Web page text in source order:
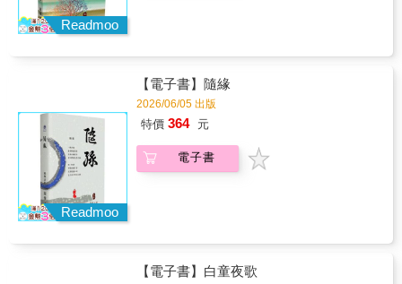
Readmoo
Readmoo
【電子書】隨緣
2026/06/05 出版
特價 364 元
電子書
【電子書】白童夜歌